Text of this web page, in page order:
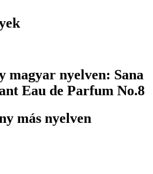
magyar nyelven: Sana
Eau de Parfum No.8
más nyelven